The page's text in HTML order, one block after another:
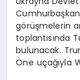
görüşmelerin
toplantısında
bulunacak.
One uçağıyla